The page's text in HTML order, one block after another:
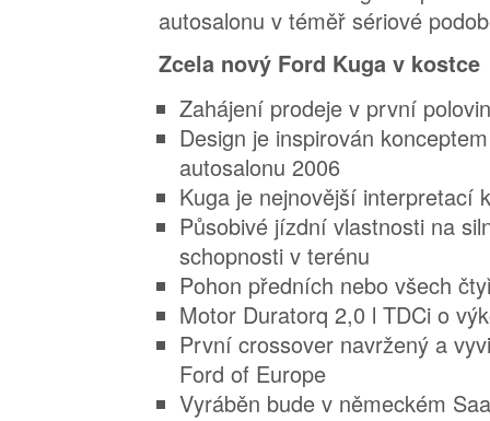
Zcela nový Ford Kuga v kostce
Zahájení prodeje v první
Design je inspirován
autosalonu 2006
Kuga je nejnovější interpretací
Působivé jízdní vlastnosti na
schopnosti v terénu
Pohon předních nebo všech
Motor Duratorq 2,0 l TDCi o
První crossover navržený a
Ford of Europe
Vyráběn bude v německém